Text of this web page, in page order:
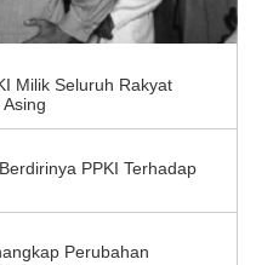
Milik Seluruh Rakyat
PPKI Terhadap
Perubahan